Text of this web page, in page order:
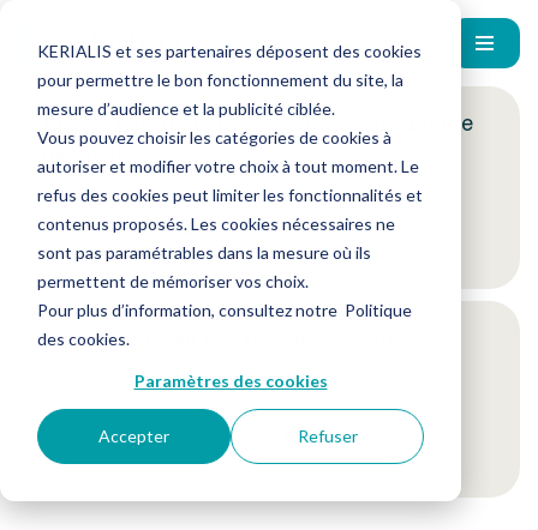
KERIALIS et ses partenaires déposent des cookies
pour permettre le bon fonctionnement du site, la
mesure d’audience et la publicité ciblée.
Vous pouvez choisir les catégories de cookies à
autoriser et modifier votre choix à tout moment. Le
refus des cookies peut limiter les fonctionnalités et
contenus proposés. Les cookies nécessaires ne
sont pas paramétrables dans la mesure où ils
permettent de mémoriser vos choix.
Pour plus d’information, consultez notre Politique
des cookies.
Paramètres des cookies
Accepter Refuser
Encore plus d'actus ? Inscrivez-vous à notre
newsletter !
Je m'inscris
Suivez-nous sur nos réseaux sociaux